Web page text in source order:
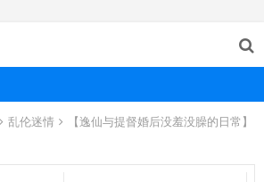
乱伦迷情
【逸仙与提督婚后没羞没臊的日常】